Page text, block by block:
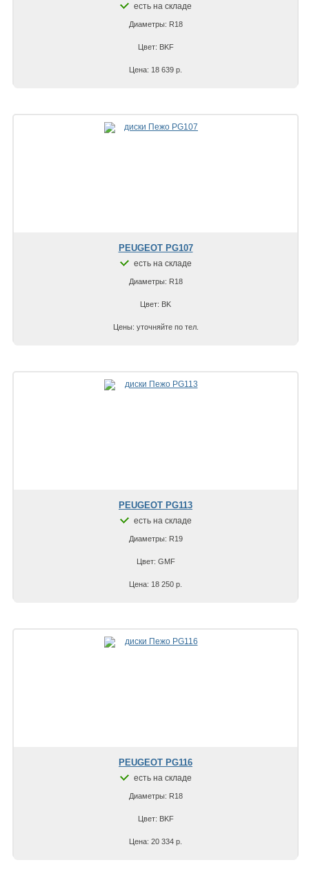
есть на складе
Диаметры: R18
Цвет: BKF
Цена: 18 639 р.
PEUGEOT PG107
есть на складе
Диаметры: R18
Цвет: BK
Цены: уточняйте по тел.
PEUGEOT PG113
есть на складе
Диаметры: R19
Цвет: GMF
Цена: 18 250 р.
PEUGEOT PG116
есть на складе
Диаметры: R18
Цвет: BKF
Цена: 20 334 р.